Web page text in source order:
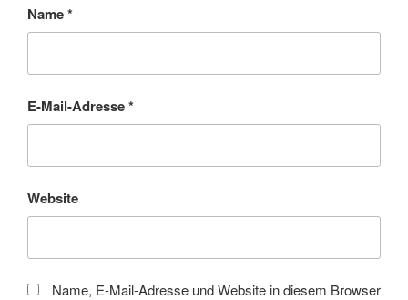
Name*
E-Mail-Adresse*
Website
Name, E-Mail-Adresse und Website in diesem Browser